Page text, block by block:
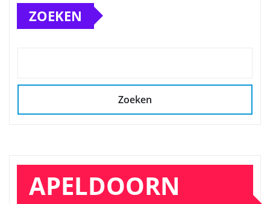
ZOEKEN
Zoeken
APELDOORN